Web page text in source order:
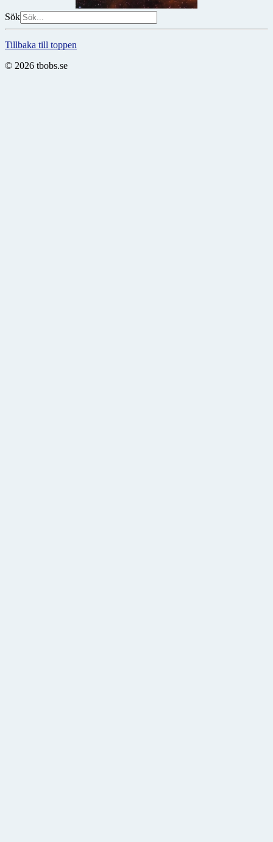
Sök
Tillbaka till toppen
© 2026 tbobs.se